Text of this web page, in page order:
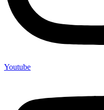
Youtube